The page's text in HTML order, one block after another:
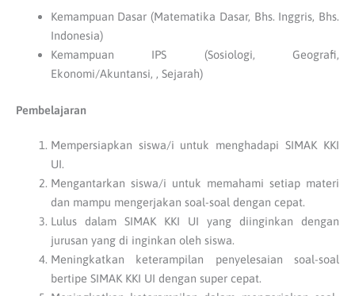
Kemampuan Dasar (Matematika Dasar, Bhs. Inggris, Bhs.
Indonesia)
Kemampuan IPS (Sosiologi, Geografi,
Ekonomi/Akuntansi, , Sejarah)
Pembelajaran
Mempersiapkan siswa/i untuk menghadapi SIMAK KKI
UI.
Mengantarkan siswa/i untuk memahami setiap materi
dan mampu mengerjakan soal-soal dengan cepat.
Lulus dalam SIMAK KKI UI yang diinginkan dengan
jurusan yang di inginkan oleh siswa.
Meningkatkan keterampilan penyelesaian soal-soal
bertipe SIMAK KKI UI dengan super cepat.